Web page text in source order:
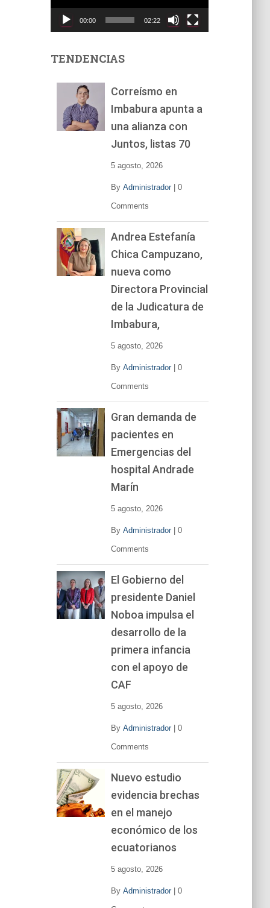
t
00:00 02:22
TENDENCIAS
Correísmo en
Imbabura apunta a
una alianza con
Juntos, listas 70
5 agosto, 2026
By Administrador| 0
Comments
Andrea Estefanía
Chica Campuzano,
nueva como
Directora Provincial
de la Judicatura de
Imbabura,
5 agosto, 2026
By Administrador| 0
Comments
Gran demanda de
pacientes en
Emergencias del
hospital Andrade
Marín
5 agosto, 2026
By Administrador| 0
Comments
El Gobierno del
presidente Daniel
Noboa impulsa el
desarrollo de la
primera infancia
con el apoyo de
CAF
5 agosto, 2026
By Administrador| 0
Comments
Nuevo estudio
evidencia brechas
en el manejo
económico de los
ecuatorianos
5 agosto, 2026
By Administrador| 0